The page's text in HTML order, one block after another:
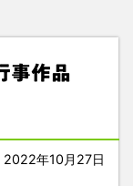
事作品
2022年10月27日